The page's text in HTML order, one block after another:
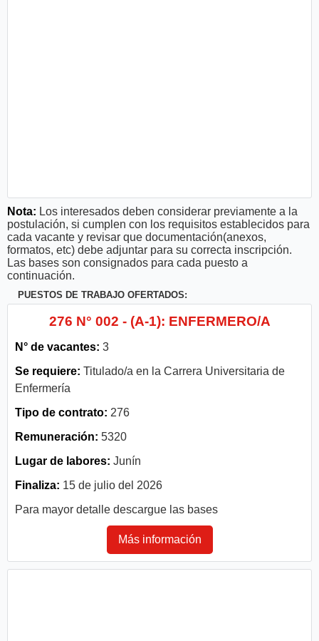
Nota: Los interesados deben considerar previamente a la
postulación, si cumplen con los requisitos establecidos para
cada vacante y revisar que documentación(anexos,
formatos, etc) debe adjuntar para su correcta inscripción.
Las bases son consignados para cada puesto a
continuación.
PUESTOS DE TRABAJO OFERTADOS:
276 N° 002 - (A-1): ENFERMERO/A
N° de vacantes: 3
Se requiere: Titulado/a en la Carrera Universitaria de
Enfermería
Tipo de contrato: 276
Remuneración: 5320
Lugar de labores: Junín
Finaliza: 15 de julio del 2026
Para mayor detalle descargue las bases
Más información